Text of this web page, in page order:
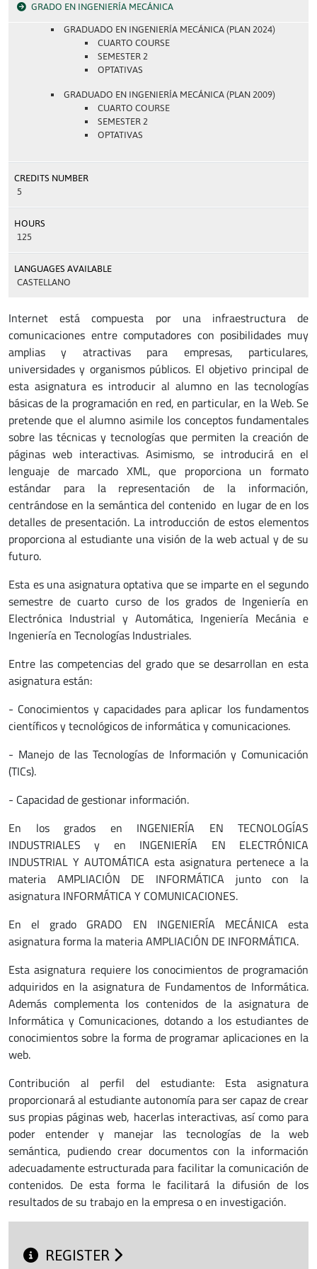
GRADO EN INGENIERÍA MECÁNICA
GRADUADO EN INGENIERÍA MECÁNICA (PLAN 2024)
CUARTO COURSE
SEMESTER 2
OPTATIVAS
GRADUADO EN INGENIERÍA MECÁNICA (PLAN 2009)
CUARTO COURSE
SEMESTER 2
OPTATIVAS
CREDITS NUMBER
5
HOURS
125
LANGUAGES AVAILABLE
CASTELLANO
Internet está compuesta por una infraestructura de
comunicaciones entre computadores con posibilidades muy
amplias y atractivas para empresas, particulares,
universidades y organismos públicos. El objetivo principal de
esta asignatura es introducir al alumno en las tecnologías
básicas de la programación en red, en particular, en la Web. Se
pretende que el alumno asimile los conceptos fundamentales
sobre las técnicas y tecnologías que permiten la creación de
páginas web interactivas. Asimismo, se introducirá en el
lenguaje de marcado XML, que proporciona un formato
estándar para la representación de la información,
centrándose en la semántica del contenido en lugar de en los
detalles de presentación. La introducción de estos elementos
proporciona al estudiante una visión de la web actual y de su
futuro.
Esta es una asignatura optativa que se imparte en el segundo
semestre de cuarto curso de los grados de Ingeniería en
Electrónica Industrial y Automática, Ingeniería Mecánia e
Ingeniería en Tecnologías Industriales.
Entre las competencias del grado que se desarrollan en esta
asignatura están:
- Conocimientos y capacidades para aplicar los fundamentos
científicos y tecnológicos de informática y comunicaciones.
- Manejo de las Tecnologías de Información y Comunicación
(TICs).
- Capacidad de gestionar información.
En los grados en INGENIERÍA EN TECNOLOGÍAS
INDUSTRIALES y en INGENIERÍA EN ELECTRÓNICA
INDUSTRIAL Y AUTOMÁTICA esta asignatura pertenece a la
materia AMPLIACIÓN DE INFORMÁTICA junto con la
asignatura INFORMÁTICA Y COMUNICACIONES.
En el grado GRADO EN INGENIERÍA MECÁNICA esta
asignatura forma la materia AMPLIACIÓN DE INFORMÁTICA.
Esta asignatura requiere los conocimientos de programación
adquiridos en la asignatura de Fundamentos de Informática.
Además complementa los contenidos de la asignatura de
Informática y Comunicaciones, dotando a los estudiantes de
conocimientos sobre la forma de programar aplicaciones en la
web.
Contribución al perfil del estudiante: Esta asignatura
proporcionará al estudiante autonomía para ser capaz de crear
sus propias páginas web, hacerlas interactivas, así como para
poder entender y manejar las tecnologías de la web
semántica, pudiendo crear documentos con la información
adecuadamente estructurada para facilitar la comunicación de
contenidos. De esta forma le facilitará la difusión de los
resultados de su trabajo en la empresa o en investigación.
REGISTER